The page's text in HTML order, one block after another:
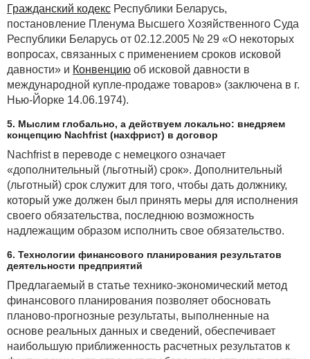
· анализ особенностей налогообложения
конкретного вида экономической деятельности
(например, освобождение от налогообложения);
2) анализ операций, осуществляемых
налогоплательщиком:
· выявление типовых операций,
реализация товаров, работ, услуг, имущественных
прав, выполнение строительно-монтажных работ
для собственного потребления, приобретение
товаров, работ, услуг у иностранных поставщиков
и др.);
· анализ особенностей налогообложения
конкретной операции (например, использование
налогового агента и др.);
3) рассмотрение финансовой информации
аудируемого лица в сравнении с:
· сопоставимой информацией (выручкой,
объемами продаж в количественном (натуральном)
выражении за предыдущие периоды);
Гражданский кодекс Республики Беларусь,
постановление Пленума Высшего Хозяйственного Суда
Республики Беларусь от 02.12.2005 № 29 «О некоторых
вопросах, связанных с применением сроков исковой
давности» и Конвенцию об исковой давности в
международной купле-продаже товаров» (заключена в г.
Нью-Йорке 14.06.1974).
5. Мыслим глобально, а действуем локально: внедряем
концепцию Nachfrist (нахфрист) в договор
Nachfrist в переводе с немецкого означает
«дополнительный (льготный) срок». Дополнительный
(льготный) срок служит для того, чтобы дать должнику,
который уже должен был принять меры для исполнения
своего обязательства, последнюю возможность
надлежащим образом исполнить свое обязательство.
6. Технологии финансового планирования результатов
деятельности предприятий
Предлагаемый в статье технико-экономический метод
финансового планирования позволяет обосновать
планово-прогнозные результаты, выполненные на
основе реальных данных и сведений, обеспечивает
наибольшую приближенность расчетных результатов к